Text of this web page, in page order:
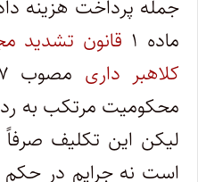
جمله پرداخت هزینه
ماده ۱
قانون تشدید
کلاهبر داری
محکومیت مرتکب به
لیکن این تکلیف صرفاً
است نه جرایم در حکم